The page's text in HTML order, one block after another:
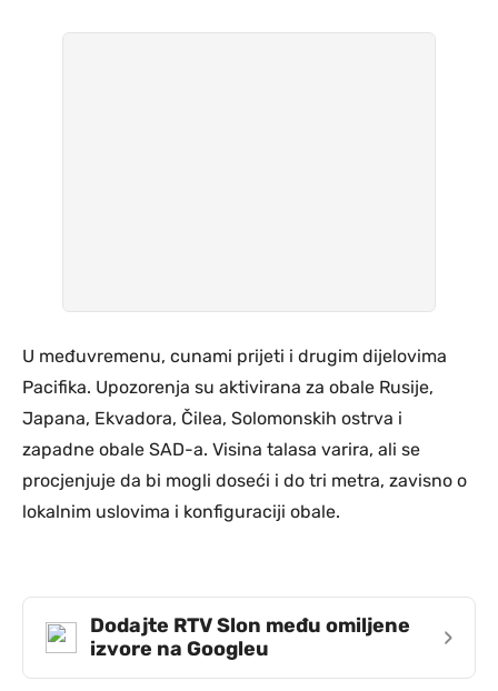
U međuvremenu, cunami prijeti i drugim dijelovima
Pacifika. Upozorenja su aktivirana za obale Rusije,
Japana, Ekvadora, Čilea, Solomonskih ostrva i
zapadne obale SAD-a. Visina talasa varira, ali se
procjenjuje da bi mogli doseći i do tri metra, zavisno o
lokalnim uslovima i konfiguraciji obale.
Dodajte RTV Slon među omiljene
izvore na Googleu
›